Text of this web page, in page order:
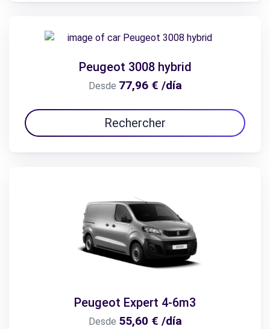
Peugeot 3008 hybrid
Desde 77,96 € /día
Rechercher
Peugeot Expert 4-6m3
Desde 55,60 € /día